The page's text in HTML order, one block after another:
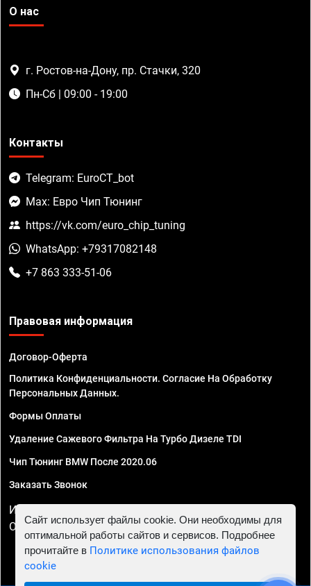
О нас
г. Ростов-на-Дону, пр. Стачки, 320
Пн-Сб | 09:00 - 19:00
Контакты
Telegram: EuroCT_bot
Max: Евро Чип Тюнинг
https://vk.com/euro_chip_tuning
WhatsApp: +79317082148
+7 863 333-51-06
Правовая информация
Договор-Оферта
Политика Конфиденциальности. Согласие На Обработку
Персональных Данных.
Формы Оплаты
Удаление Сажевого Фильтра На Турбо Дизеле TDI
Чип Тюнинг BMW После 2020.06
Заказать Звонок
ИП Смирнов Георгий Павлович. ИНН 781302555843,
ОГРНИП 324470400032610
Сайт использует файлы cookie. Они необходимы для
оптимальной работы сайтов и сервисов. Подробнее
прочитайте в Политике использования файлов
cookie